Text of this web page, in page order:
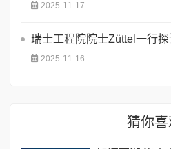
2025-11-17
瑞士工程院院士Züttel一行
2025-11-16
猜你喜